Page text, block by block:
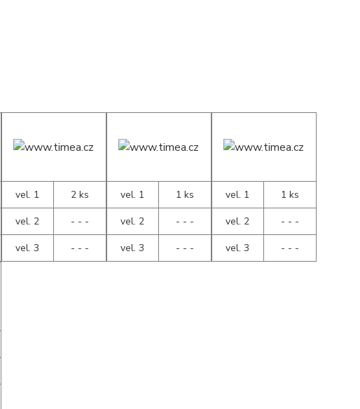
vel. 1
2 ks
vel. 2
- - -
vel. 3
- - -
vel. 1
1 ks
vel. 2
- - -
vel. 3
- - -
vel. 1
1 ks
vel. 2
- - -
vel. 3
- - -